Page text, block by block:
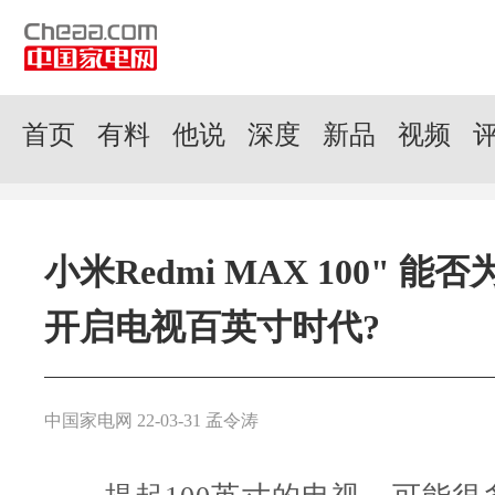
首页 有料 他说 深度 新品 视频
小米Redmi MAX 100" 能否
开启电视百英寸时代?
中国家电网 22-03-31 孟令涛